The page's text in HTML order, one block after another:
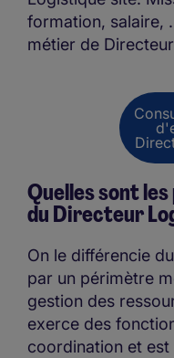
formation, salaire,
métier de
Quelles sont
du Directeur
On le différencie
par un périmètre
gestion des
exerce des
coordination et